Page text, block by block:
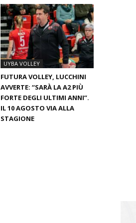
UYBA VOLLEY
FUTURA VOLLEY, LUCCHINI
AVVERTE: “SARÀ LA A2 PIÙ
FORTE DEGLI ULTIMI ANNI”.
IL 10 AGOSTO VIA ALLA
STAGIONE